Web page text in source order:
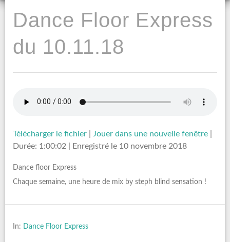
Dance Floor Express
du 10.11.18
Télécharger le fichier Jouer dans une nouvelle fenêtre
Durée: 1:00:02
Enregistré le 10 novembre 2018
Dance floor Express
Chaque semaine, une heure de mix by steph blind sensation !
In: Dance Floor Express